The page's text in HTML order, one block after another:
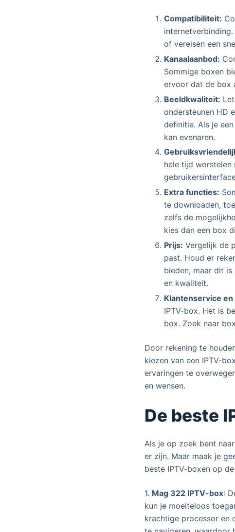
Compatibiliteit:
of vereisen een
Kanaalaanbod:
Sommige boxen
ervoor dat de box
Beeldkwaliteit:
ondersteunen HD
definitie. Als je
kan evenaren.
hele tijd worstelen
Extra functies:
te downloaden,
zelfs de
kies dan een box
Prijs: Vergelijk de
past. Houd er
bieden, maar dit
en kwaliteit.
Klantenservice
IPTV-box. Het is
box. Zoek naar
Door rekening te
kiezen van een IPTV-
ervaringen te
en wensen.
De beste
Als je op zoek bent
er zijn. Maar maak je
beste IPTV-boxen op
1. Mag 322 IPTV-box:
kun je moeiteloos
krachtige processor en